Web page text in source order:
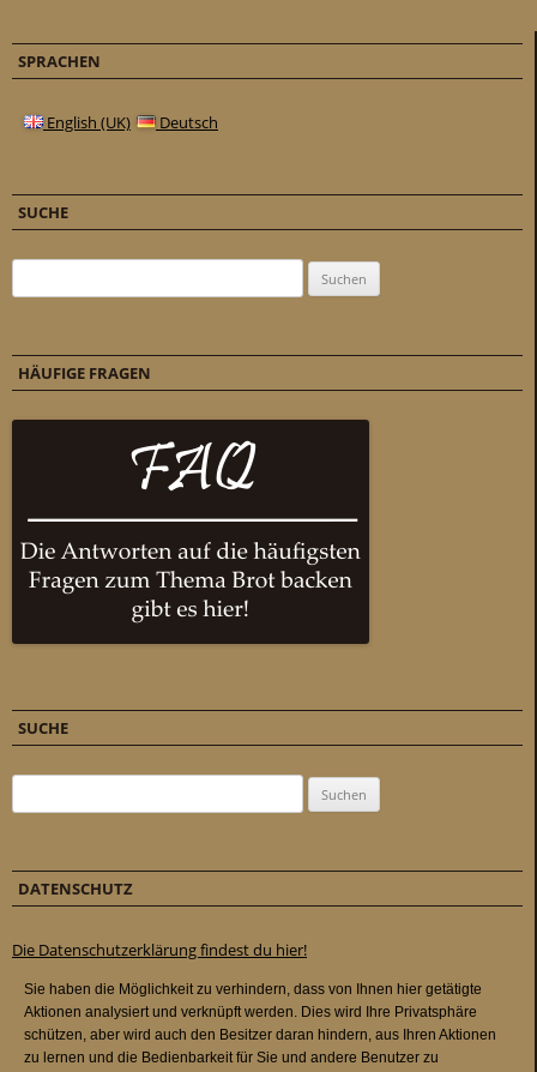
SPRACHEN
English (UK) Deutsch
SUCHE
HÄUFIGE FRAGEN
SUCHE
DATENSCHUTZ
Die Datenschutzerklärung findest du hier!